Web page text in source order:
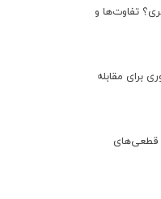
تفاوت‌ها و
برای مقابله
؛ قطعی‌های